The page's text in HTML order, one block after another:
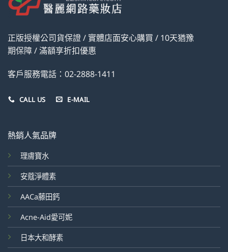
正版授權公司貨保證 / 實體店面安心購買 / 10天猶豫
期保障 / 滿額享折扣優惠
客戶服務電話：02-2888-1411
CALL US E-MAIL
熱銷人氣品牌
理膚寶水
安蔻淨體素
AACa藤田鈣
Acne-Aid愛可妮
日本大和酵素